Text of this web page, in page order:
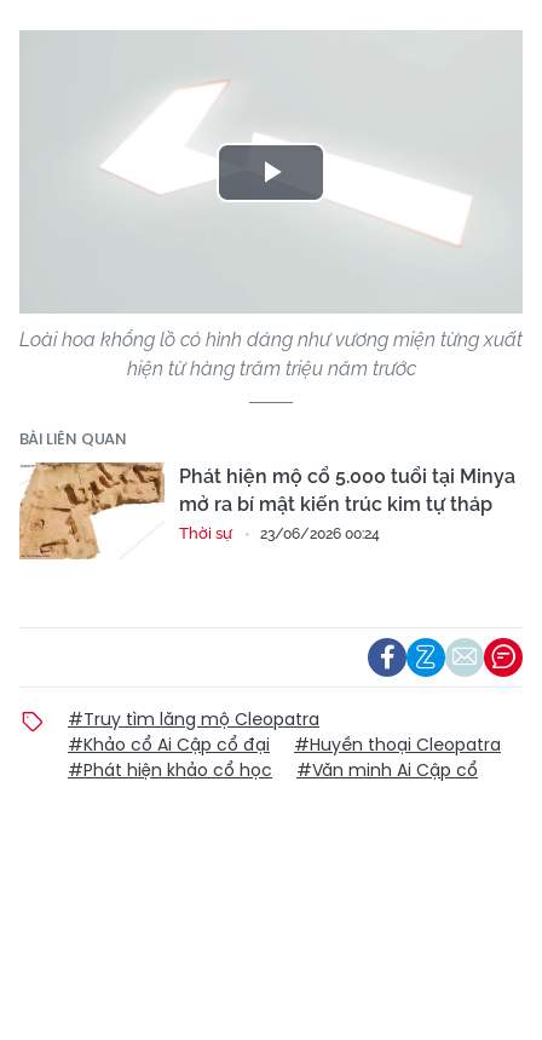
Play
Loài hoa khổng lồ có hình dáng như vương miện từng xuất
hiện từ hàng trăm triệu năm trước
BÀI LIÊN QUAN
Phát hiện mộ cổ 5.000 tuổi tại Minya
mở ra bí mật kiến trúc kim tự tháp
Thời sự 23/06/2026 00:24
#Truy tìm lăng mộ Cleopatra
#Khảo cổ Ai Cập cổ đại
#Huyền thoại Cleopatra
#Phát hiện khảo cổ học
#Văn minh Ai Cập cổ